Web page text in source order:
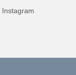
Instagram